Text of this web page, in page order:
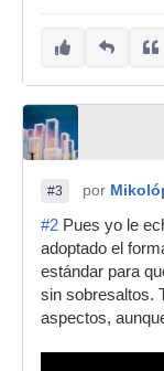
#3 por
#2 Pues yo le
adoptado el
estándar para
sin sobresaltos.
aspectos,